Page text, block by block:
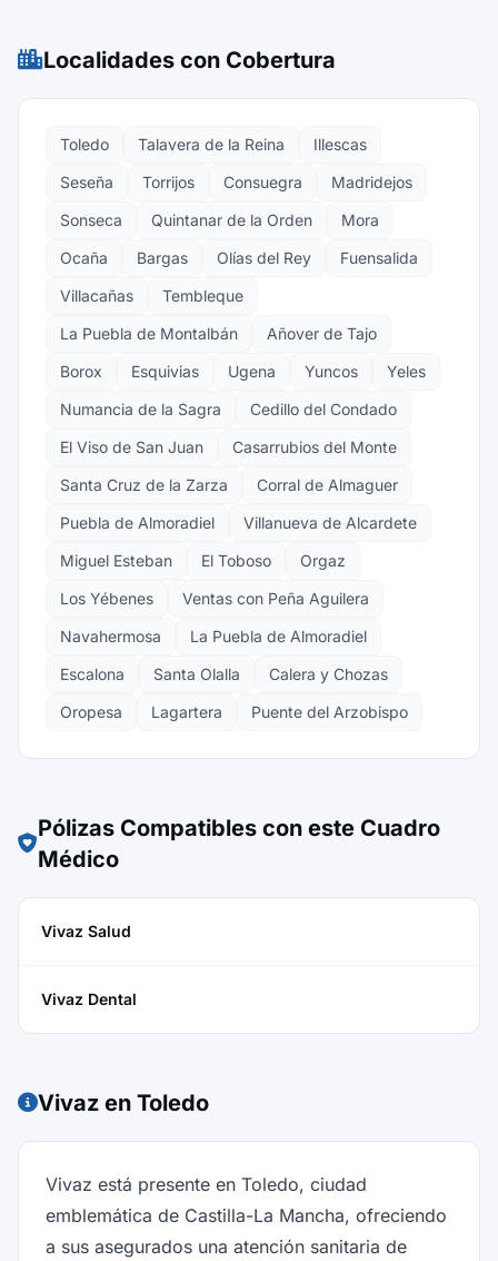
Localidades con Cobertura
Toledo Talavera de la Reina
Illescas
Seseña
Torrijos Consuegra
Madridejos
Sonseca
Quintanar de la Orden
Mora
Ocaña
Bargas Olías del Rey
Fuensalida
Villacañas
Tembleque
La Puebla de Montalbán
Añover de Tajo
Borox
Esquivias Ugena Yuncos
Yeles
Numancia de la Sagra
Cedillo del Condado
El Viso de San Juan
Casarrubios del Monte
Santa Cruz de la Zarza
Corral de Almaguer
Puebla de Almoradiel
Villanueva de Alcardete
Miguel Esteban
El Toboso
Orgaz
Los Yébenes
Ventas con Peña Aguilera
Navahermosa
La Puebla de Almoradiel
Escalona
Santa Olalla
Calera y Chozas
Oropesa
Lagartera Puente del Arzobispo
Pólizas Compatibles con este Cuadro
Médico
Vivaz Salud
Vivaz Dental
Vivaz en Toledo
Vivaz está presente en Toledo, ciudad
emblemática de Castilla-La Mancha, ofreciendo
a sus asegurados una atención sanitaria de